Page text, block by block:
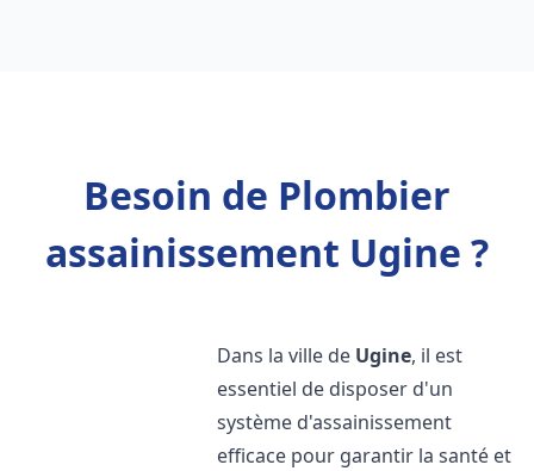
Besoin de Plombier
assainissement Ugine ?
Dans la ville de Ugine, il est
essentiel de disposer d'un
système d'assainissement
efficace pour garantir la santé et